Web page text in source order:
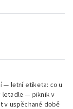
— letní etiketa: co u
letadle — piknik v
v uspěchané době